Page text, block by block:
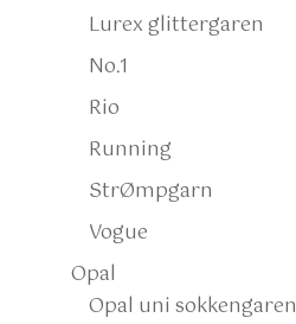
Lurex glittergaren
No.1
Rio
Running
StrØmpgarn
Vogue
Opal
Opal uni sokkengaren